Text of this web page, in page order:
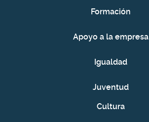
Formación
Apoyo a la empresa
Igualdad
Juventud
Cultura